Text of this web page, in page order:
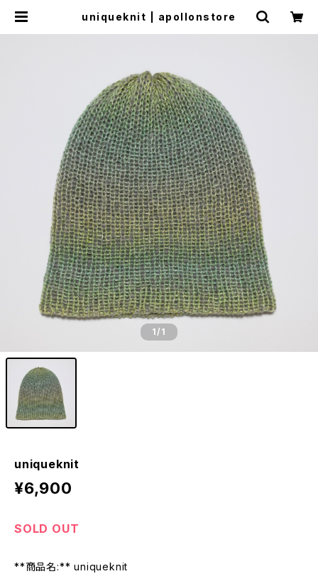
uniqueknit | apollonstore
1/1
uniqueknit
¥6,900
SOLD OUT
**商品名:** uniqueknit